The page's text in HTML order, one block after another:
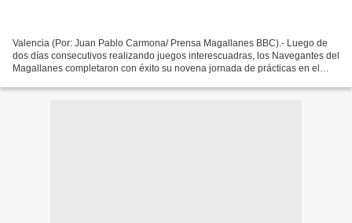
Valencia (Por: Juan Pablo Carmona/ Prensa Magallanes BBC).- Luego de
dos días consecutivos realizando juegos interescuadras, los Navegantes del
Magallanes completaron con éxito su novena jornada de prácticas en el